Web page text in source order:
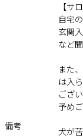
備考
【サ
自宅
玄関
など
また
は入
ござい
予め
犬が